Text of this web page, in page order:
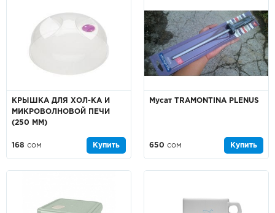
КРЫШКА ДЛЯ ХОЛ-КА И
МИКРОВОЛНОВОЙ ПЕЧИ
(250 ММ)
168 сом Купить
Мусат TRAMONTINA PLENUS
650 сом Купить